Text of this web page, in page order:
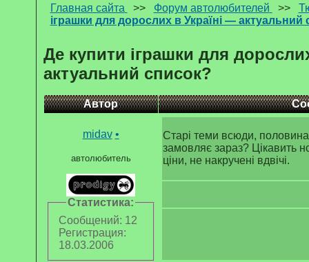
Главная сайта
>> Форум автолюбителей >>
іграшки для дорослих в Україні — актуальний
Де купити іграшки для
актуальний список?
Автор
midav •
автолюбитель
Статистика:
Сообщений: 12
Регистрация:
18.03.2006
Старі теми всюди,
замовляє зараз? Цікавить
ціни, не накручені вдвічі.